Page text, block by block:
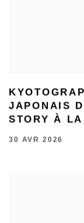
JAPONAIS
STORY À
30 AVR 2026